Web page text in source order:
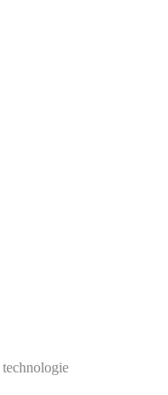
technologie